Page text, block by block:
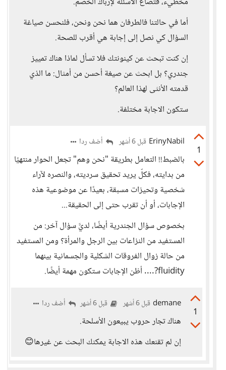
أما في حالتنا فالطرفان هما نحن ونحن، فلنحسن صياغة
السؤال كي نصل إلى إجابة هي أقرب للصحة.
إن كنت تبحث عن كينونتك فلا تسأل لماذا هناك تمييز
جندري؟ بل ابحث عن صيغة أحسن من أمثال: ما الذي
قدمته الأنثى لهذا العالم؟
ستكون الاجابة مختلفة.
1
ErinyNabil قبل 6 أشهر أضف ردا
بالضبط!! التعامل بطريقة "نحن وهم" تجعل الحوار منتهيًا
من بدايته، فكلّ يريد تحقيق سرديته، والنصره لآراء
شخصية وتحيزات مسبقة، بعيدًا عن موضوعية هذه
الإجابات، أو أن تقرب حتى إلى الحقيقة...
بخصوص سؤال الجندرية أيضًا، لديَّ سؤال آخر: من
المستفيد من النزاعات بين الرجل والمرأة؟ ومن المستفيد
من حالة زوال الفروقات الشكلية والجسمانية بينهما
fluidity?.... أظن الإجابات ستكون مهمة أيضًا.
1
demane قبل 6 أشهر قبل 6 أشهر أضف ردا
هناك تجار حروب يبيعون الأسلحة.
إن لم تقنعك هذه الاجابة يمكنك البحث عن غيرها😊